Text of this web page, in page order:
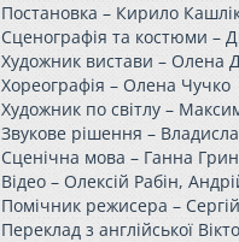
Постановка – Кирило
Сценографія та костюми –
Художник вистави – Олена
Хореографія – Олена Чучко
Художник по світлу –
Звукове рішення –
Сценічна мова – Ганна
Відео – Олексій Рабін,
Помічник режисера –
Переклад з англійської